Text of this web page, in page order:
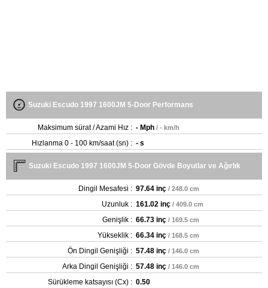
Suzuki Escudo 1997 1600JM 5-Door Performans
Maksimum sürat / Azami Hız : - Mph / - km/h
Hızlanma 0 - 100 km/saat (sn) : - s
Suzuki Escudo 1997 1600JM 5-Door Gövde Boyutlar ve Ağırlık
Dingil Mesafesi : 97.64 inç / 248.0 cm
Uzunluk : 161.02 inç / 409.0 cm
Genişlik : 66.73 inç / 169.5 cm
Yükseklik : 66.34 inç / 168.5 cm
Ön Dingil Genişliği : 57.48 inç / 146.0 cm
Arka Dingil Genişliği : 57.48 inç / 146.0 cm
Sürükleme katsayısı (Cx) : 0.50